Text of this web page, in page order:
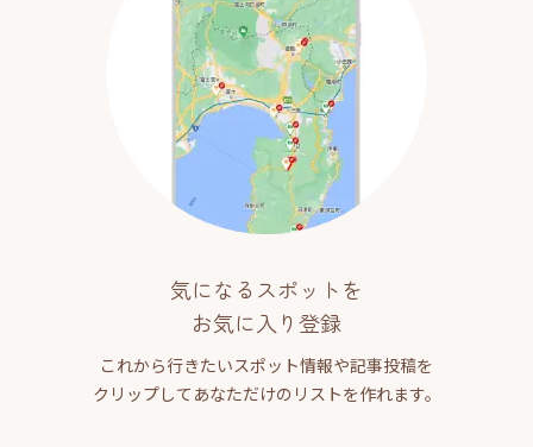
気になるスポットを
お気に入り登録
これから行きたいスポット情報や記事投稿を
クリップしてあなただけのリストを作れます。